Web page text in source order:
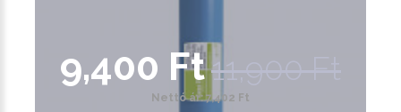
9,400 Ft11,900 Ft
Nettó ár: 7,402 Ft